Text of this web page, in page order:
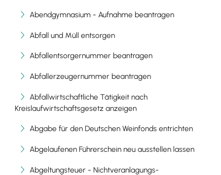
Abendgymnasium - Aufnahme beantragen
Abfall und Müll entsorgen
Abfallentsorgernummer beantragen
Abfallerzeugernummer beantragen
Abfallwirtschaftliche Tätigkeit nach
Kreislaufwirtschaftsgesetz anzeigen
Abgabe für den Deutschen Weinfonds entrichten
Abgelaufenen Führerschein neu ausstellen lassen
Abgeltungsteuer - Nichtveranlagungs-